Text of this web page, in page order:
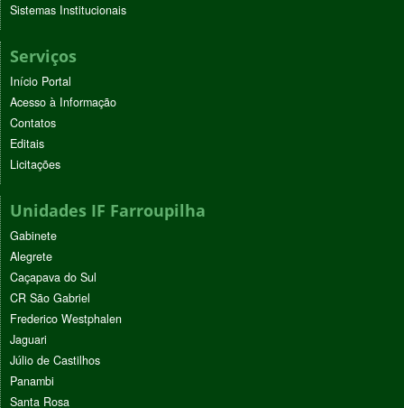
Sistemas Institucionais
Serviços
Início Portal
Acesso à Informação
Contatos
Editais
Licitações
Unidades IF Farroupilha
Gabinete
Alegrete
Caçapava do Sul
CR São Gabriel
Frederico Westphalen
Jaguari
Júlio de Castilhos
Panambi
Santa Rosa